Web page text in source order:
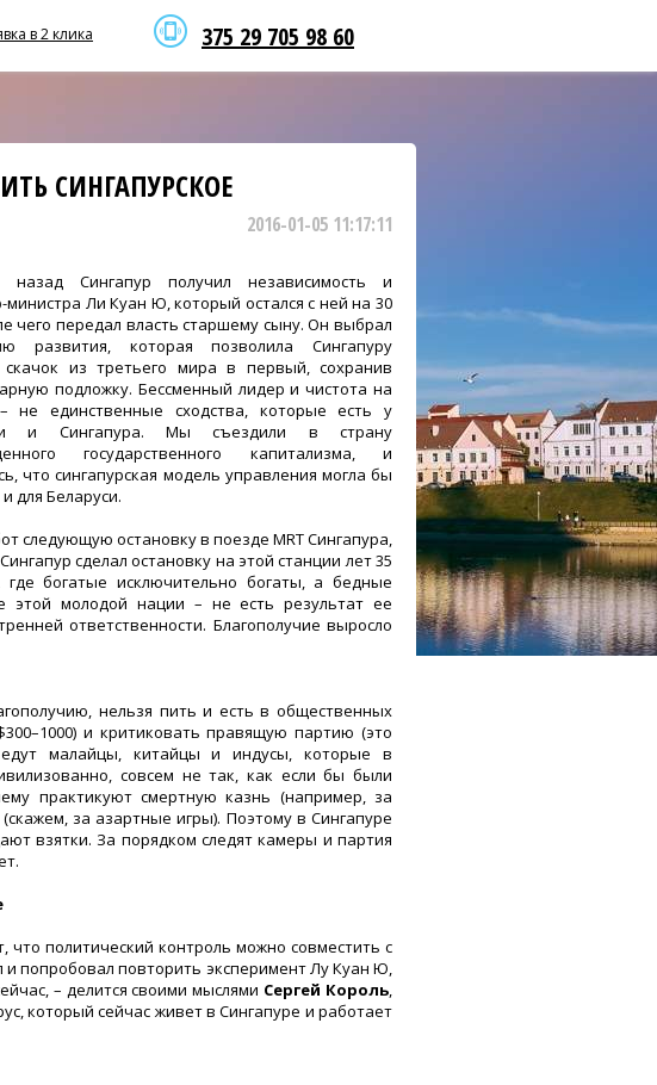
375 29 705 98 60
в 2 клика
СИНГАПУРСКОЕ
2016-01-05 11:17:11
назад Сингапур получил независимость и
Ли Куан Ю, который остался с ней на 30
чего передал власть старшему сыну. Он выбрал
развития, которая позволила Сингапуру
скачок из третьего мира в первый, сохранив
подложку. Бессменный лидер и чистота на
не единственные сходства, которые есть у
и Сингапура. Мы съездили в страну
государственного капитализма, и
что сингапурская модель управления могла бы
для Беларуси.
следующую остановку в поезде MRT Сингапура,
сделал остановку на этой станции лет 35
богатые исключительно богаты, а бедные
этой молодой нации – не есть результат ее
ответственности. Благополучие выросло
нельзя пить и есть в общественных
и критиковать правящую партию (это
малайцы, китайцы и индусы, которые в
совсем не так, как если бы были
практикуют смертную казнь (например, за
за азартные игры). Поэтому в Сингапуре
взятки. За порядком следят камеры и партия
политический контроль можно совместить с
и попробовал повторить эксперимент Лу Куан Ю,
– делится своими мыслями Сергей Король,
который сейчас живет в Сингапуре и работает